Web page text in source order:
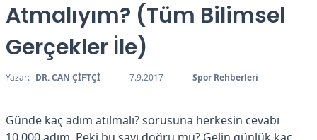
Atmalıyım? (Tüm Bilimsel
Gerçekler İle)
Yazar: DR. CAN ÇİFTÇİ 7.9.2017 Spor Rehberleri
Günde kaç adım atılmalı? sorusuna herkesin cevabı